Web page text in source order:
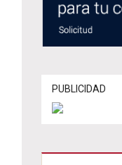
PUBLICIDAD